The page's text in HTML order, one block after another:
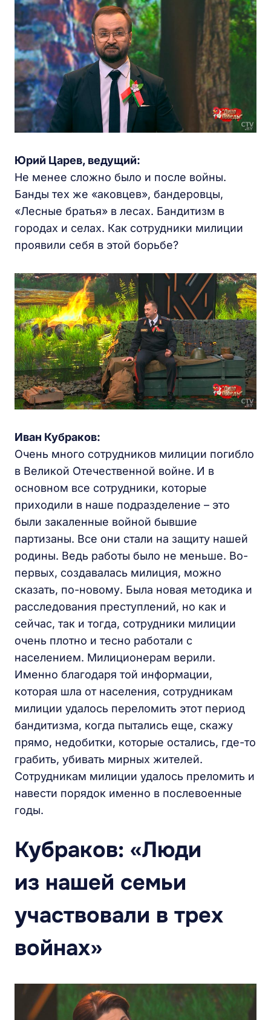
Юрий Царев, ведущий:
Не менее сложно было и после войны.
Банды тех же «аковцев», бандеровцы,
«Лесные братья» в лесах. Бандитизм в
городах и селах. Как сотрудники милиции
проявили себя в этой борьбе?
Иван Кубраков:
Очень много сотрудников милиции погибло
в Великой Отечественной войне. И в
основном все сотрудники, которые
приходили в наше подразделение – это
были закаленные войной бывшие
партизаны. Все они стали на защиту нашей
родины. Ведь работы было не меньше. Во-
первых, создавалась милиция, можно
сказать, по-новому. Была новая методика и
расследования преступлений, но как и
сейчас, так и тогда, сотрудники милиции
очень плотно и тесно работали с
населением. Милиционерам верили.
Именно благодаря той информации,
которая шла от населения, сотрудникам
милиции удалось переломить этот период
бандитизма, когда пытались еще, скажу
прямо, недобитки, которые остались, где-то
грабить, убивать мирных жителей.
Сотрудникам милиции удалось преломить и
навести порядок именно в послевоенные
годы.
Кубраков: «Люди
из нашей семьи
участвовали в трех
войнах»